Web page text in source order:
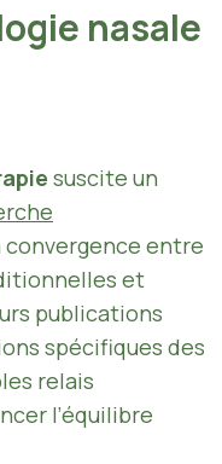
nasale
suscite un
convergence entre
et
publications
spécifiques des
relais
l’équilibre